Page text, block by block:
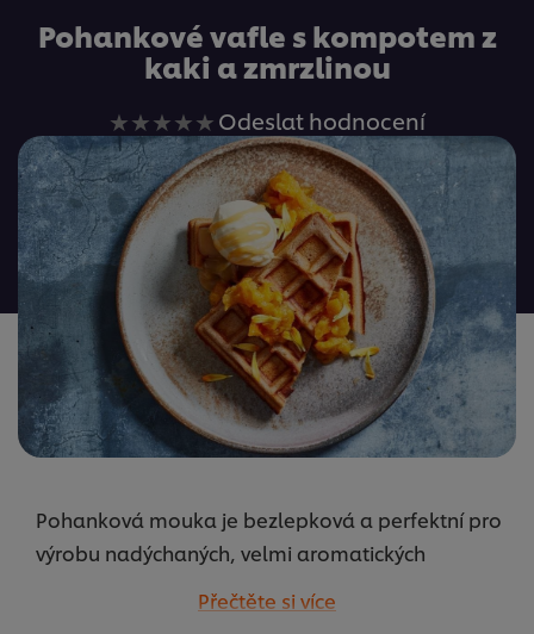
Pohankové vafle s kompotem z
kaki a zmrzlinou
Pro
tuto
recipe
nebyla
odeslána
žádná
hodnocení
Odeslat hodnocení
Pohanková mouka je bezlepková a perfektní pro
výrobu nadýchaných, velmi aromatických
zmrzlinou, ovocným kompotem a karamelovou
Přečtěte si více